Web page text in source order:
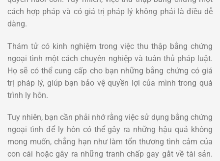
cách hợp pháp và có giá trị pháp lý không phải là điều dễ
dàng.
Thám tử có kinh nghiệm trong việc thu thập bằng chứng
ngoại tình một cách chuyên nghiệp và tuân thủ pháp luật.
Họ sẽ có thể cung cấp cho bạn những bằng chứng có giá
trị pháp lý, giúp bạn bảo vệ quyền lợi của mình trong quá
trình ly hôn.
Tuy nhiên, bạn cần phải nhớ rằng việc sử dụng bằng chứng
ngoại tình để ly hôn có thể gây ra những hậu quả không
mong muốn, chẳng hạn như làm tổn thương tình cảm của
con cái hoặc gây ra những tranh chấp gay gắt về tài sản.